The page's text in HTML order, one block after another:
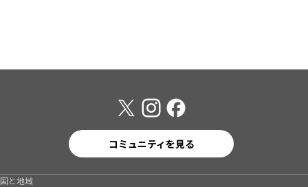
コミュニティを見る
国と地域